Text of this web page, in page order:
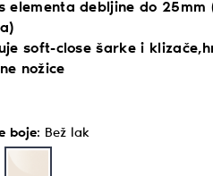
elementa debljine do 25mm
soft-close šarke i
nožice
boje: Bež lak